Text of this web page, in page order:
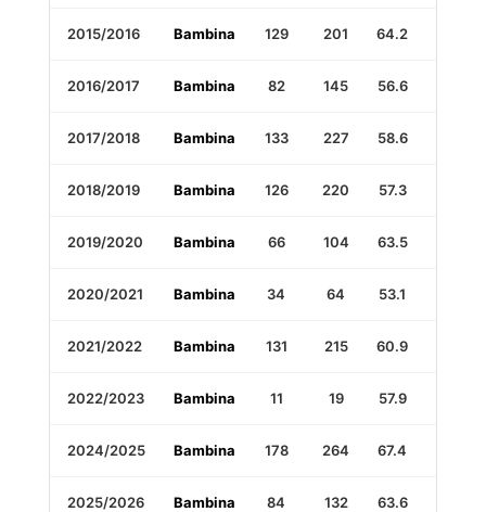
2015/2016 Bambina 129 201 64.2
2016/2017 Bambina 82 145 56.6
2017/2018 Bambina 133 227 58.6
2018/2019 Bambina 126 220 57.3
2019/2020 Bambina 66 104 63.5
2020/2021 Bambina 34 64 53.1
2021/2022 Bambina 131 215 60.9
2022/2023 Bambina 11 19 57.9
2024/2025 Bambina 178 264 67.4
2025/2026 Bambina 84 132 63.6